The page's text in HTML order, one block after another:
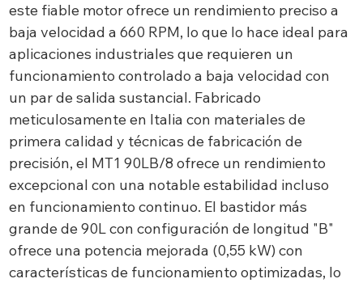
este fiable motor ofrece un rendimiento preciso a
baja velocidad a 660 RPM, lo que lo hace ideal para
aplicaciones industriales que requieren un
funcionamiento controlado a baja velocidad con
un par de salida sustancial. Fabricado
meticulosamente en Italia con materiales de
primera calidad y técnicas de fabricación de
precisión, el MT1 90LB/8 ofrece un rendimiento
excepcional con una notable estabilidad incluso
en funcionamiento continuo. El bastidor más
grande de 90L con configuración de longitud "B"
ofrece una potencia mejorada (0,55 kW) con
características de funcionamiento optimizadas, lo